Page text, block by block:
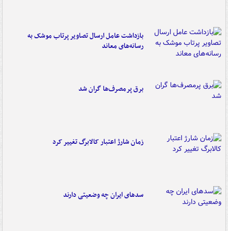
بازداشت عامل ارسال تصاویر پرتاب موشک به
رسانه‌های معاند
برق پرمصرف‌ها گران شد
زمان شارژ اعتبار کالابرگ تغییر کرد
سدهای ایران چه وضعیتی دارند